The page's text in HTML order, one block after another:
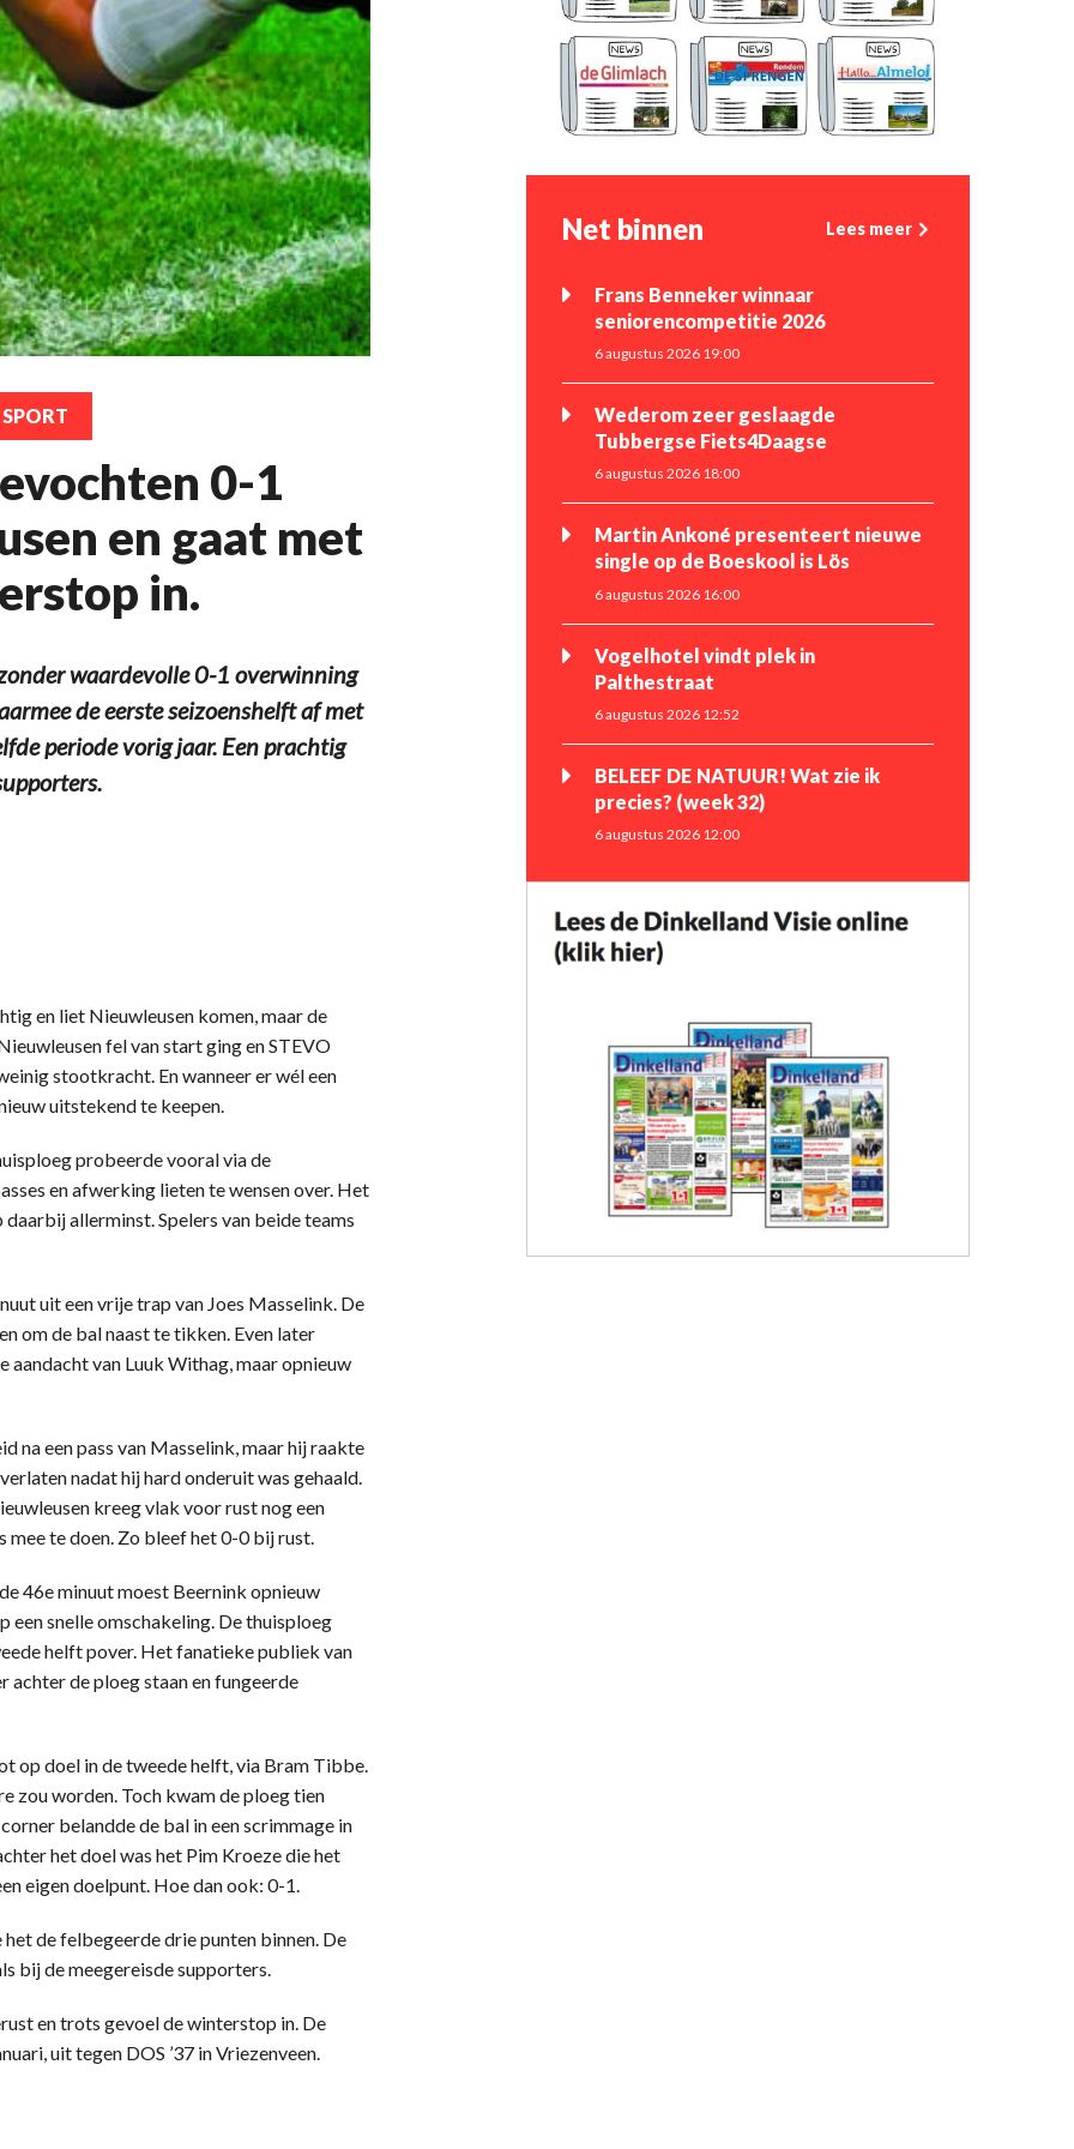
SPORT
0-1
en gaat met
in.
waardevolle 0-1 overwinning
de eerste seizoenshelft af met
periode vorig jaar. Een prachtig
en liet Nieuwleusen komen, maar de
fel van start ging en STEVO
stootkracht. En wanneer er wél een
uitstekend te keepen.
probeerde vooral via de
en afwerking lieten te wensen over. Het
allerminst. Spelers van beide teams
uit een vrije trap van Joes Masselink. De
om de bal naast te tikken. Even later
aandacht van Luuk Withag, maar opnieuw
na een pass van Masselink, maar hij raakte
nadat hij hard onderuit was gehaald.
kreeg vlak voor rust nog een
mee te doen. Zo bleef het 0-0 bij rust.
46e minuut moest Beernink opnieuw
een snelle omschakeling. De thuisploeg
helft pover. Het fanatieke publiek van
de ploeg staan en fungeerde
op doel in de tweede helft, via Bram Tibbe.
zou worden. Toch kwam de ploeg tien
belandde de bal in een scrimmage in
het doel was het Pim Kroeze die het
eigen doelpunt. Hoe dan ook: 0-1.
de felbegeerde drie punten binnen. De
bij de meegereisde supporters.
en trots gevoel de winterstop in. De
uit tegen DOS ’37 in Vriezenveen.
Net binnen Lees meer
Frans Benneker winnaar
seniorencompetitie 2026
6 augustus 2026 19:00
Wederom zeer geslaagde
Tubbergse Fiets4Daagse
6 augustus 2026 18:00
Martin Ankoné presenteert nieuwe
single op de Boeskool is Lös
6 augustus 2026 16:00
Vogelhotel vindt plek in
Palthestraat
6 augustus 2026 12:52
BELEEF DE NATUUR! Wat zie ik
precies? (week 32)
6 augustus 2026 12:00